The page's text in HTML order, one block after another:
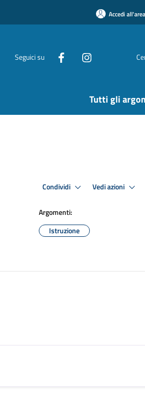
Accedi
Seguici su
Tutti gli
Condividi Vedi azioni
Argomenti:
Istruzione